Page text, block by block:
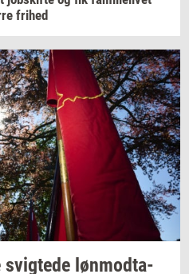
fri­hed
svig­te­de løn­mod­ta­